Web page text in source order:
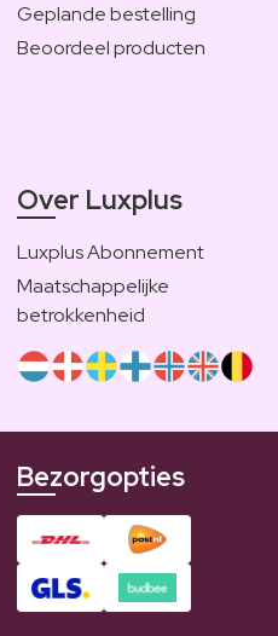
Geplande bestelling
Beoordeel producten
Over Luxplus
Luxplus Abonnement
Maatschappelijke
betrokkenheid
Bezorgopties